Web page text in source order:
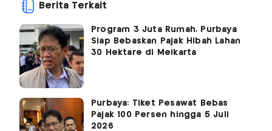
Berita Terkait
Program 3 Juta Rumah, Purbaya
Siap Bebaskan Pajak Hibah Lahan
30 Hektare di Meikarta
Purbaya: Tiket Pesawat Bebas
Pajak 100 Persen hingga 5 Juli
2026